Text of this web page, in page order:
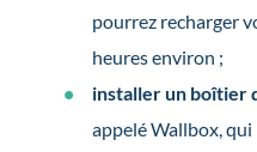
pourrez recharger
heures environ ;
installer un boîtier
appelé Wallbox,